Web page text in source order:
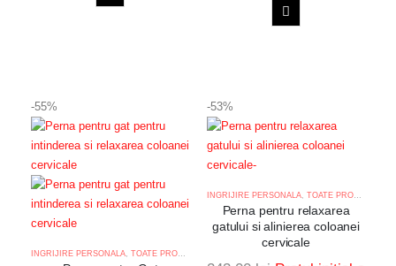
-55%
INGRIJIRE PERSONALA, TOATE PRODUSELE
-53%
INGRIJIRE PERSONALA, TOATE PRODUSELE
Perna pentru relaxarea
gatului si alinierea coloanei
cervicale